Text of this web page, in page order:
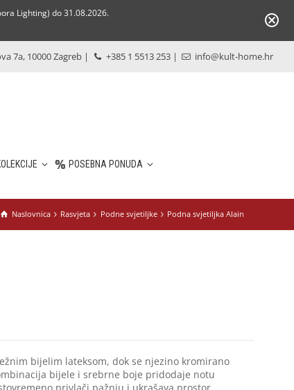
Lighting) do 31.08.2026.
7a, 10000 Zagreb | +385 1 5513 253 | info@kult-home.hr
POSEBNA PONUDA
Naslovnica Rasvjeta Podne svjetiljke Podna svjetiljka Alain
bijelim lateksom, dok se njezino kromirano
bijele i srebrne boje pridodaje notu
privlači pažnju i ukrašava prostor.